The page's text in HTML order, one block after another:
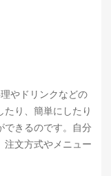
やドリンクなどの
り、簡単にしたり
できるのです。自分
注文方式やメニュー